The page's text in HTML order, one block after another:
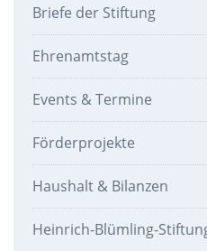
Briefe der Stiftung
Ehrenamtstag
Events & Termine
Förderprojekte
Haushalt & Bilanzen
Heinrich-Blümling-